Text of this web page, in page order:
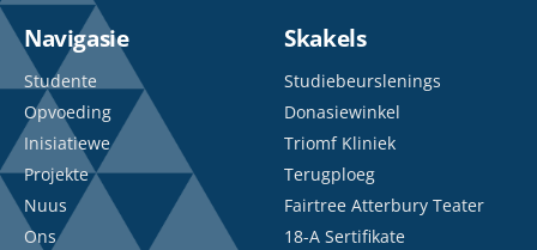
Navigasie
Studente
Opvoeding
Inisiatiewe
Projekte
Nuus
Ons
Skakels
Studiebeurslenings
Donasiewinkel
Triomf Kliniek
Terugploeg
Fairtree Atterbury Teater
18-A Sertifikate